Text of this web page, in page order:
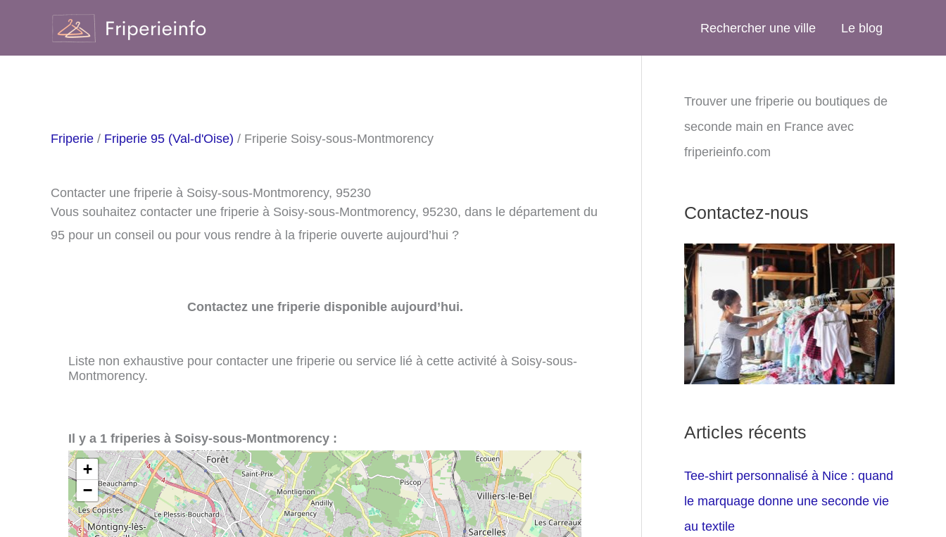
contenu
Rechercher une ville Le blog
Friperie / Friperie 95 (Val-d'Oise) / Friperie Soisy-sous-Montmorency
Contacter une friperie à Soisy-sous-Montmorency, 95230
Vous souhaitez contacter une friperie à Soisy-sous-Montmorency, 95230, dans le département du
95 pour un conseil ou pour vous rendre à la friperie ouverte aujourd’hui ?
Contactez une friperie disponible aujourd’hui.
Liste non exhaustive pour contacter une friperie ou service lié à cette activité à Soisy-sous-
Montmorency.
Il y a 1 friperies à Soisy-sous-Montmorency :
+
−
Trouver une friperie ou boutiques de
seconde main en France avec
friperieinfo.com
Contactez-nous
Articles récents
Tee-shirt personnalisé à Nice : quand
le marquage donne une seconde vie
au textile